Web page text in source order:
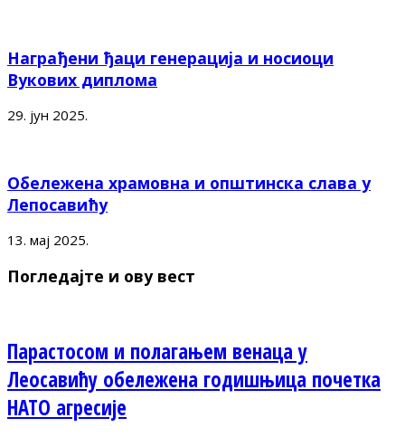
Награђени ђаци генерација и носиоци
Вукових диплома
29. јун 2025.
Обележена храмовна и општинска слава у
Лепосавићу
13. мај 2025.
Погледајте и ову вест
Парастосом и полагањем венаца у
Леосавићу обележена годишњица почетка
НАТО агресије